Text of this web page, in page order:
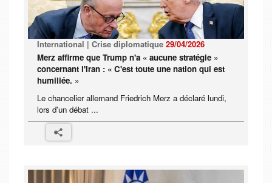
International | Crise diplomatique 29/04/2026
Merz affirme que Trump n'a « aucune stratégie »
concernant l'Iran : « C'est toute une nation qui est
humiliée. »
Le chancelier allemand Friedrich Merz a déclaré lundi,
lors d'un débat ...